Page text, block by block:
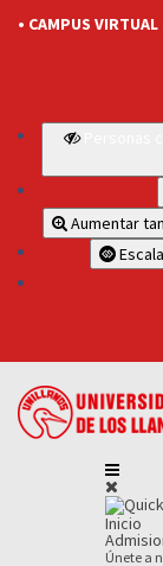
• CAMPUS VIRTUAL
Aumentar
Inicio
Únete a